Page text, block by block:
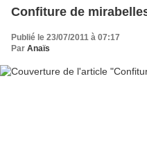
Confiture de
Publié le 23/07/2011 à 07:17
Par Anaïs